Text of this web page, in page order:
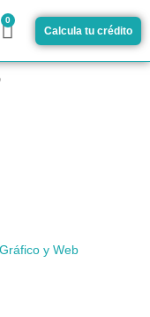
0
Calcula tu crédito
y Web